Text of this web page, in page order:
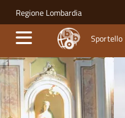
Salta al contenuto
Skip to site navigation
Regione Lombardia